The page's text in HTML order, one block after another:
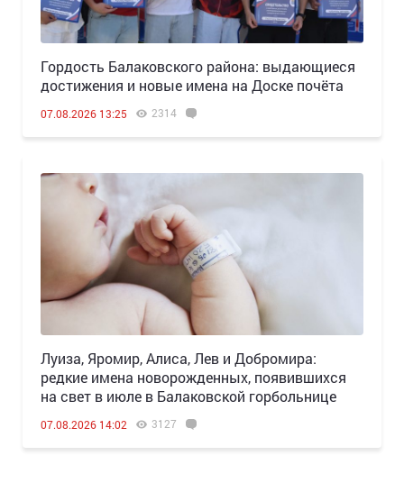
Гордость Балаковского района: выдающиеся
достижения и новые имена на Доске почёта
07.08.2026 13:25 2314
Луиза, Яромир, Алиса, Лев и Добромира:
редкие имена новорожденных, появившихся
на свет в июле в Балаковской горбольнице
07.08.2026 14:02 3127